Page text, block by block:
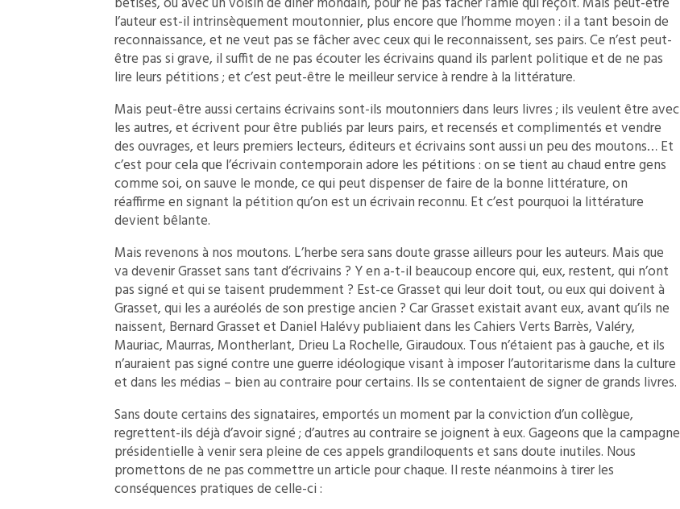
l’auteur est-il intrinsèquement moutonnier, plus encore que l’homme moyen : il a tant besoin de
reconnaissance, et ne veut pas se fâcher avec ceux qui le reconnaissent, ses pairs. Ce n’est peut-
être pas si grave, il suffit de ne pas écouter les écrivains quand ils parlent politique et de ne pas
lire leurs pétitions ; et c’est peut-être le meilleur service à rendre à la littérature.
Mais peut-être aussi certains écrivains sont-ils moutonniers dans leurs livres ; ils veulent être avec
les autres, et écrivent pour être publiés par leurs pairs, et recensés et complimentés et vendre
des ouvrages, et leurs premiers lecteurs, éditeurs et écrivains sont aussi un peu des moutons… Et
c’est pour cela que l’écrivain contemporain adore les pétitions : on se tient au chaud entre gens
comme soi, on sauve le monde, ce qui peut dispenser de faire de la bonne littérature, on
réaffirme en signant la pétition qu’on est un écrivain reconnu. Et c’est pourquoi la littérature
devient bêlante.
Mais revenons à nos moutons. L’herbe sera sans doute grasse ailleurs pour les auteurs. Mais que
va devenir Grasset sans tant d’écrivains ? Y en a-t-il beaucoup encore qui, eux, restent, qui n’ont
pas signé et qui se taisent prudemment ? Est-ce Grasset qui leur doit tout, ou eux qui doivent à
Grasset, qui les a auréolés de son prestige ancien ? Car Grasset existait avant eux, avant qu’ils ne
naissent, Bernard Grasset et Daniel Halévy publiaient dans les Cahiers Verts Barrès, Valéry,
Mauriac, Maurras, Montherlant, Drieu La Rochelle, Giraudoux. Tous n’étaient pas à gauche, et ils
n’auraient pas signé contre une guerre idéologique visant à imposer l’autoritarisme dans la culture
et dans les médias – bien au contraire pour certains. Ils se contentaient de signer de grands livres.
Sans doute certains des signataires, emportés un moment par la conviction d’un collègue,
regrettent-ils déjà d’avoir signé ; d’autres au contraire se joignent à eux. Gageons que la campagne
présidentielle à venir sera pleine de ces appels grandiloquents et sans doute inutiles. Nous
promettons de ne pas commettre un article pour chaque. Il reste néanmoins à tirer les
conséquences pratiques de celle-ci :